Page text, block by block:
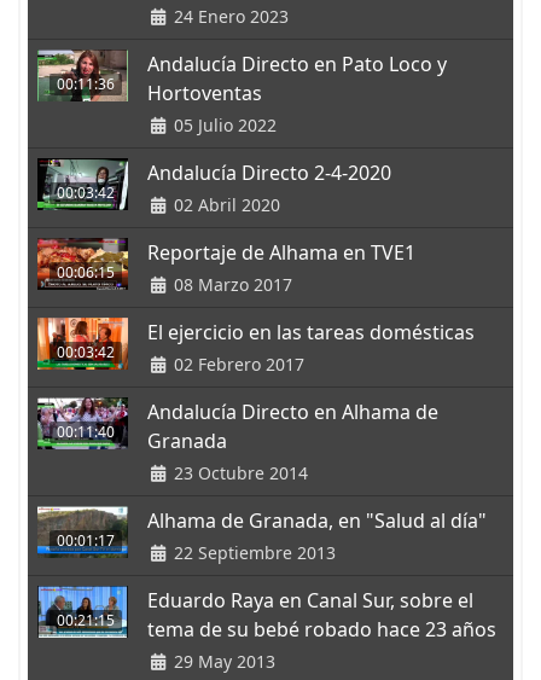
24 Enero 2023
00:11:36
Andalucía Directo en Pato Loco y
Hortoventas
05 Julio 2022
00:03:42
Andalucía Directo 2-4-2020
02 Abril 2020
00:06:15
Reportaje de Alhama en TVE1
08 Marzo 2017
00:03:42
El ejercicio en las tareas domésticas
02 Febrero 2017
00:11:40
Andalucía Directo en Alhama de
Granada
23 Octubre 2014
00:01:17
Alhama de Granada, en "Salud al día"
22 Septiembre 2013
00:21:15
Eduardo Raya en Canal Sur, sobre el
tema de su bebé robado hace 23 años
29 May 2013